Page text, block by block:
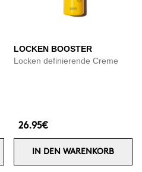
LOCKEN BOOSTER
Locken definierende Creme
26.95€
IN DEN WARENKORB